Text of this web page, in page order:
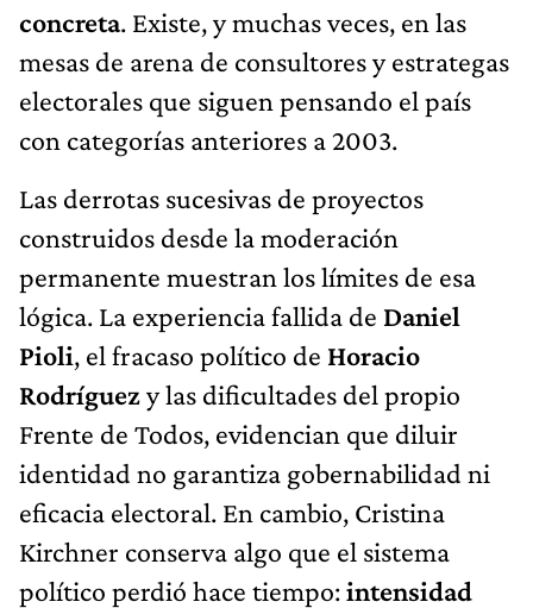
concreta. Existe, y muchas veces, en las
mesas de arena de consultores y estrategas
electorales que siguen pensando el país
con categorías anteriores a 2003.
Las derrotas sucesivas de proyectos
construidos desde la moderación
permanente muestran los límites de esa
lógica. La experiencia fallida de Daniel
Pioli, el fracaso político de Horacio
Rodríguezy las dificultades del propio
Frente de Todos, evidencian que diluir
identidad no garantiza gobernabilidad ni
eficacia electoral. En cambio, Cristina
Kirchner conserva algo que el sistema
político perdió hace tiempo:intensidad